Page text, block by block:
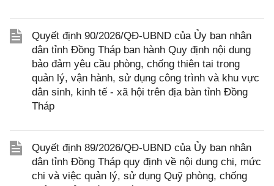
Quyết định 90/2026/QĐ-UBND của Ủy ban nhân
dân tỉnh Đồng Tháp ban hành Quy định nội dung
bảo đảm yêu cầu phòng, chống thiên tai trong
quản lý, vận hành, sử dụng công trình và khu vực
dân sinh, kinh tế - xã hội trên địa bàn tỉnh Đồng
Tháp
Quyết định 89/2026/QĐ-UBND của Ủy ban nhân
dân tỉnh Đồng Tháp quy định về nội dung chi, mức
chi và việc quản lý, sử dụng Quỹ phòng, chống